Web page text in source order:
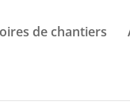
de chantiers